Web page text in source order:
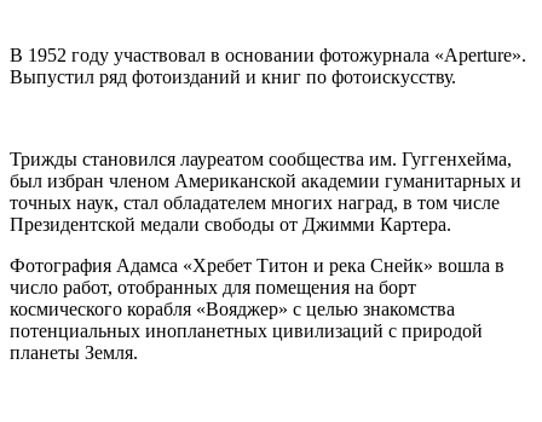
В 1952 году участвовал в основании фотожурнала «Aperture».
Выпустил ряд фотоизданий и книг по фотоискусству.
Трижды становился лауреатом сообщества им. Гуггенхейма,
был избран членом Американской академии гуманитарных и
точных наук, стал обладателем многих наград, в том числе
Президентской медали свободы от Джимми Картера.
Фотография Адамса «Хребет Титон и река Снейк» вошла в
число работ, отобранных для помещения на борт
космического корабля «Вояджер» с целью знакомства
потенциальных инопланетных цивилизаций с природой
планеты Земля.